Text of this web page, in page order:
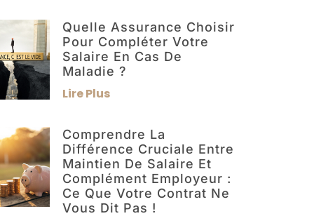
Quelle Assurance Choisir
Pour Compléter Votre
Salaire En Cas De
Maladie ?
Lire Plus
Comprendre La
Différence Cruciale Entre
Maintien De Salaire Et
Complément Employeur :
Ce Que Votre Contrat Ne
Vous Dit Pas !